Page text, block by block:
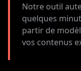
Notre outil
quelques
partir de
vos contenus